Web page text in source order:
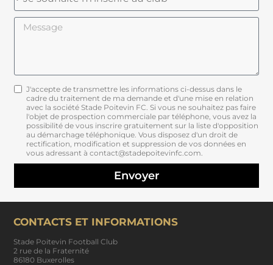
J'accepte de transmettre les informations ci-dessus dans le
cadre du traitement de ma demande et d'une mise en relation
avec la société Stade Poitevin FC. Si vous ne souhaitez pas faire
l'objet de prospection commerciale par téléphone, vous avez la
possibilité de vous inscrire gratuitement sur la liste d'opposition
au démarchage téléphonique. Vous disposez d'un droit de
rectification, modification et suppression de vos données en
vous adressant à contact@stadepoitevinfc.com.
Envoyer
CONTACTS ET INFORMATIONS
Stade Poitevin Football Club
2 rue de la Fraternité
86180 Buxerolles